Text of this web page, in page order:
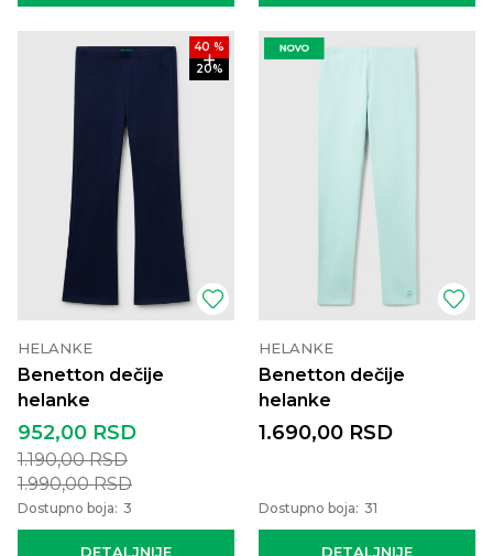
40 %
20%
HELANKE
Benetton dečije
helanke
DETALJNIJE
952,00 RSD
1.190,00RSD
1.990,00RSD
Dostupno boja: 3
HELANKE
Benetton dečije
helanke
DETALJNIJE
1.690,00 RSD
Dostupno boja: 31